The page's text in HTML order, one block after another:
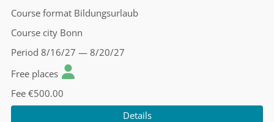
Course format Bildungsurlaub
Course city Bonn
Period 8/16/27 — 8/20/27
Free places
Fee €500.00
Details